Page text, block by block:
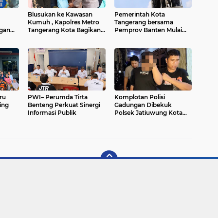
Blusukan ke Kawasan
Kumuh , Kapolres Metro
Tangerang Kota Bagikan
Pemerintah Kota
Tangerang bersama
Pemprov Banten Mulai
PWI– Perumda Tirta
Benteng Perkuat Sinergi
Informasi Publik
Komplotan Polisi
Gadungan Dibekuk
Polsek Jatiuwung Kota